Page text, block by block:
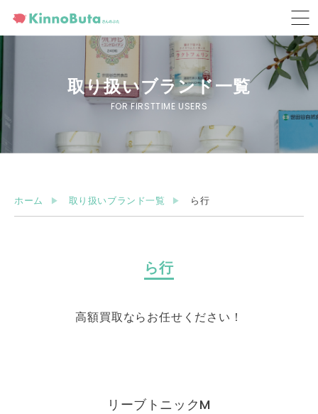
取り扱いブランド一覧
FOR FIRSTTIME USERS
ホーム 取り扱いブランド一覧 ら行
ら行
高額買取ならお任せください！
リーブトニックM